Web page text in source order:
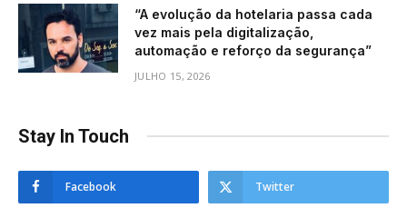
“A evolução da hotelaria passa cada
vez mais pela digitalização,
automação e reforço da segurança”
JULHO 15, 2026
Stay In Touch
Facebook Twitter